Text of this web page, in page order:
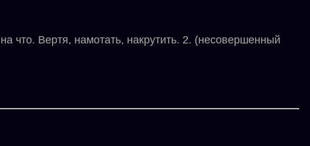
Вертя, намотать, накрутить. 2. (несовершенный